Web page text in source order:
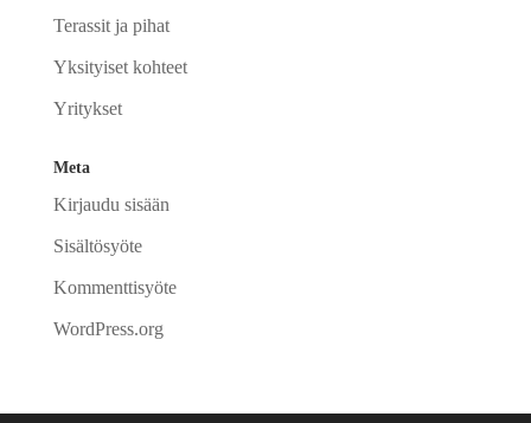
Terassit ja pihat
Yksityiset kohteet
Yritykset
Meta
Kirjaudu sisään
Sisältösyöte
Kommenttisyöte
WordPress.org